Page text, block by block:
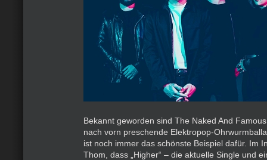
Bekannt geworden sind The Naked And
nach vorn preschende Elektropop-
ist noch immer das schönste Beispiel dafür. Im
Thom, dass „Higher“ – die aktuelle Single und